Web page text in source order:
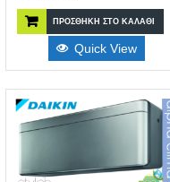
ΠΡΟΣΘΉΚΗ ΣΤΟ ΚΑΛΆΘΙ
Quick View